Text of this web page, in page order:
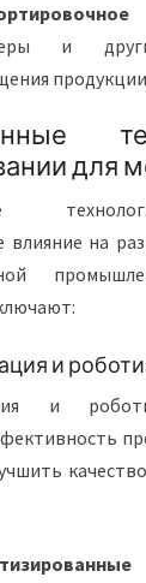
и
для
влияние на
и
и